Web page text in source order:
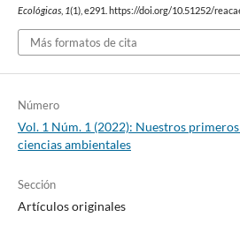
Ecológicas, 1(1), e291. https://doi.org/10.51252/
Más formatos de cita
Número
Vol. 1 Núm. 1 (2022): Nuestros
ciencias ambientales
Sección
Artículos originales